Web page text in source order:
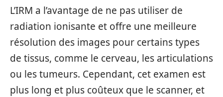
L’IRM a l’avantage de ne pas utiliser de
radiation ionisante et offre une meilleure
résolution des images pour certains types
de tissus, comme le cerveau, les articulations
ou les tumeurs. Cependant, cet examen est
plus long et plus coûteux que le scanner, et